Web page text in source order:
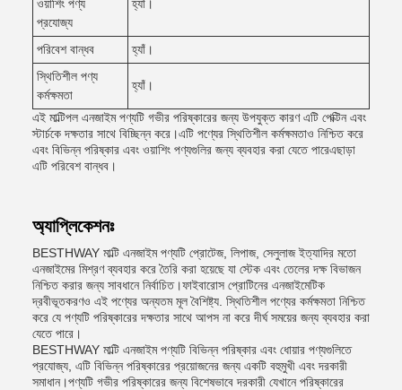
ওয়াশিং পণ্য
প্রযোজ্য
হ্যাঁ।
পরিবেশ বান্ধব
হ্যাঁ।
স্থিতিশীল পণ্য
কর্মক্ষমতা
হ্যাঁ।
এই মাল্টিপল এনজাইম পণ্যটি গভীর পরিষ্কারের জন্য উপযুক্ত কারণ এটি পেক্টিন এবং
স্টার্চকে দক্ষতার সাথে বিচ্ছিন্ন করে।এটি পণ্যের স্থিতিশীল কর্মক্ষমতাও নিশ্চিত করে
এবং বিভিন্ন পরিষ্কার এবং ওয়াশিং পণ্যগুলির জন্য ব্যবহার করা যেতে পারেএছাড়া
এটি পরিবেশ বান্ধব।
অ্যাপ্লিকেশনঃ
BESTHWAY মাল্টি এনজাইম পণ্যটি প্রোটেজ, লিপাজ, সেলুলাজ ইত্যাদির মতো
এনজাইমের মিশ্রণ ব্যবহার করে তৈরি করা হয়েছে যা স্টেক এবং তেলের দক্ষ বিভাজন
নিশ্চিত করার জন্য সাবধানে নির্বাচিত।ফাইবারোস প্রোটিনের এনজাইমেটিক
দ্রবীভূতকরণও এই পণ্যের অন্যতম মূল বৈশিষ্ট্য. স্থিতিশীল পণ্যের কর্মক্ষমতা নিশ্চিত
করে যে পণ্যটি পরিষ্কারের দক্ষতার সাথে আপস না করে দীর্ঘ সময়ের জন্য ব্যবহার করা
যেতে পারে।
BESTHWAY মাল্টি এনজাইম পণ্যটি বিভিন্ন পরিষ্কার এবং ধোয়ার পণ্যগুলিতে
প্রযোজ্য, এটি বিভিন্ন পরিষ্কারের প্রয়োজনের জন্য একটি বহুমুখী এবং দরকারী
সমাধান।পণ্যটি গভীর পরিষ্কারের জন্য বিশেষভাবে দরকারী যেখানে পরিষ্কারের